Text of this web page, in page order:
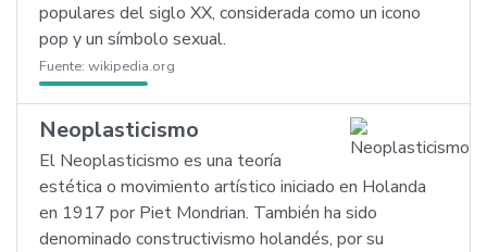
populares del siglo XX, considerada como un icono
pop y un símbolo sexual.
Fuente: wikipedia.org
Neoplasticismo
El Neoplasticismo es una teoría
estética o movimiento artístico iniciado en Holanda
en 1917 por Piet Mondrian. También ha sido
denominado constructivismo holandés, por su